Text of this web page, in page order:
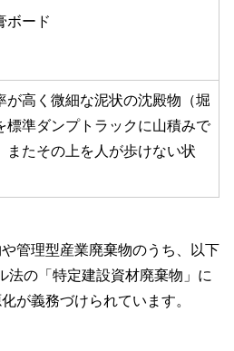
ボード
が高く微細な泥状の沈殿物（堀
標準ダンプトラックに山積みで
またその上を人が歩けない状
管理型産業廃棄物のうち、以下
法の「特定建設資材廃棄物」に
が義務づけられています。